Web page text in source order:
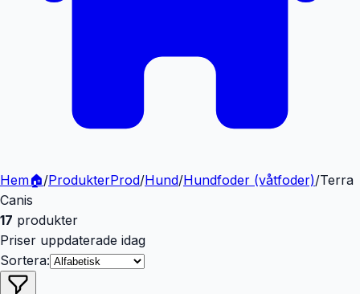
Hem🏠/ProdukterProd/Hund/Hundfoder (våtfoder)/Terra
Canis
17 produkter
Priser uppdaterade idag
Sortera: